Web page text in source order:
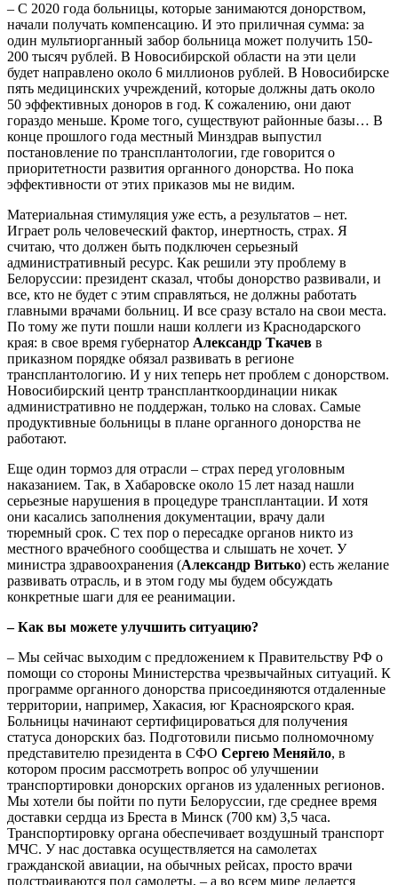
– С 2020 года больницы, которые занимаются донорством,
начали получать компенсацию. И это приличная сумма: за
один мультиорганный забор больница может получить 150-
200 тысяч рублей. В Новосибирской области на эти цели
будет направлено около 6 миллионов рублей. В Новосибирске
пять медицинских учреждений, которые должны дать около
50 эффективных доноров в год. К сожалению, они дают
гораздо меньше. Кроме того, существуют районные базы… В
конце прошлого года местный Минздрав выпустил
постановление по трансплантологии, где говорится о
приоритетности развития органного донорства. Но пока
эффективности от этих приказов мы не видим.
Материальная стимуляция уже есть, а результатов – нет.
Играет роль человеческий фактор, инертность, страх. Я
считаю, что должен быть подключен серьезный
административный ресурс. Как решили эту проблему в
Белоруссии: президент сказал, чтобы донорство развивали, и
все, кто не будет с этим справляться, не должны работать
главными врачами больниц. И все сразу встало на свои места.
По тому же пути пошли наши коллеги из Краснодарского
края: в свое время губернатор Александр Ткачев в
приказном порядке обязал развивать в регионе
трансплантологию. И у них теперь нет проблем с донорством.
Новосибирский центр транспланткоординации никак
административно не поддержан, только на словах. Самые
продуктивные больницы в плане органного донорства не
работают.
Еще один тормоз для отрасли – страх перед уголовным
наказанием. Так, в Хабаровске около 15 лет назад нашли
серьезные нарушения в процедуре трансплантации. И хотя
они касались заполнения документации, врачу дали
тюремный срок. С тех пор о пересадке органов никто из
местного врачебного сообщества и слышать не хочет. У
министра здравоохранения (Александр Витько) есть желание
развивать отрасль, и в этом году мы будем обсуждать
конкретные шаги для ее реанимации.
– Как вы можете улучшить ситуацию?
– Мы сейчас выходим с предложением к Правительству РФ о
помощи со стороны Министерства чрезвычайных ситуаций. К
программе органного донорства присоединяются отдаленные
территории, например, Хакасия, юг Красноярского края.
Больницы начинают сертифицироваться для получения
статуса донорских баз. Подготовили письмо полномочному
представителю президента в СФО Сергею Меняйло, в
котором просим рассмотреть вопрос об улучшении
транспортировки донорских органов из удаленных регионов.
Мы хотели бы пойти по пути Белоруссии, где среднее время
доставки сердца из Бреста в Минск (700 км) 3,5 часа.
Транспортировку органа обеспечивает воздушный транспорт
МЧС. У нас доставка осуществляется на самолетах
гражданской авиации, на обычных рейсах, просто врачи
подстраиваются под самолеты, – а во всем мире делается